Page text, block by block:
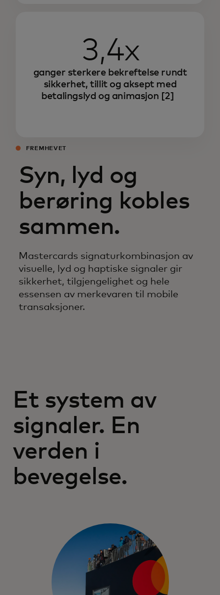
3,4x
ganger sterkere bekreftelse rundt
sikkerhet, tillit og aksept med
betalingslyd og animasjon [2]
FREMHEVET
Syn, lyd og
berøring kobles
sammen.
Mastercards signaturkombinasjon av
visuelle, lyd og haptiske signaler gir
sikkerhet, tilgjengelighet og hele
essensen av merkevaren til mobile
transaksjoner.
Et system av
signaler. En
verden i
bevegelse.